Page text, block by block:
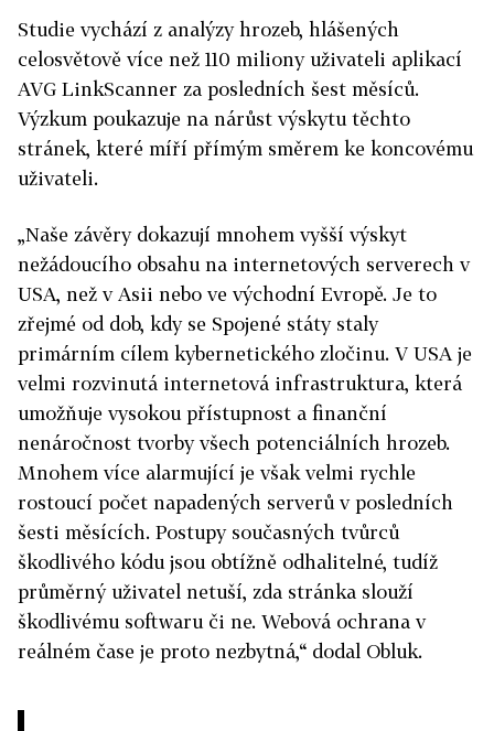
Studie vychází z analýzy hrozeb, hlášených
celosvětově více než 110 miliony uživateli aplikací
AVG LinkScanner za posledních šest měsíců.
Výzkum poukazuje na nárůst výskytu těchto
stránek, které míří přímým směrem ke koncovému
uživateli.
„Naše závěry dokazují mnohem vyšší výskyt
nežádoucího obsahu na internetových serverech v
USA, než v Asii nebo ve východní Evropě. Je to
zřejmé od dob, kdy se Spojené státy staly
primárním cílem kybernetického zločinu. V USA je
velmi rozvinutá internetová infrastruktura, která
umožňuje vysokou přístupnost a finanční
nenáročnost tvorby všech potenciálních hrozeb.
Mnohem více alarmující je však velmi rychle
rostoucí počet napadených serverů v posledních
šesti měsících. Postupy současných tvůrců
škodlivého kódu jsou obtížně odhalitelné, tudíž
průměrný uživatel netuší, zda stránka slouží
škodlivému softwaru či ne. Webová ochrana v
reálném čase je proto nezbytná,“ dodal Obluk.